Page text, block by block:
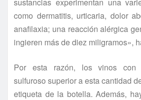
como dermatitis, urticaria, dolor
anafilaxia; una reacción alérgica
ingieren más de diez miligramos»,
Por esta razón, los vinos con
sulfuroso superior a esta cantidad
etiqueta de la botella. Además,